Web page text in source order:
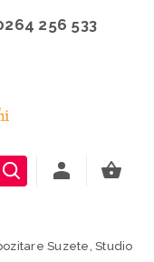
256 533
Suzete, Studio